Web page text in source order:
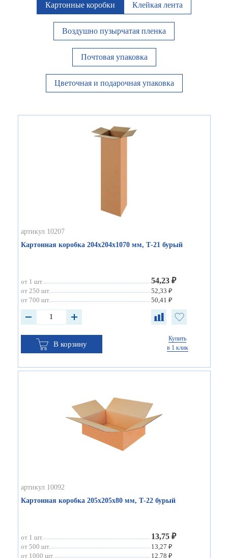
Картонные коробки Клейкая лента
Воздушно пузырчатая пленка
Почтовая упаковка
Цветочная и подарочная упаковка
артикул 10207
Картонная коробка 204х204х1070 мм, Т-21 бурый
от 1 шт. 54,23 ₽
от 250 шт.
52,33 ₽
от 700 шт.
50,41 ₽
В корзину
Купить
в 1 клик
артикул 10092
Картонная коробка 205х205х80 мм, Т-22 бурый
от 1 шт. 13,75 ₽
от 500 шт.
13,27 ₽
от 1000 шт.
12,78 ₽